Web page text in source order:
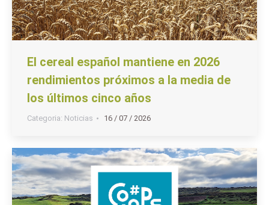
El cereal español mantiene en 2026
rendimientos próximos a la media de
los últimos cinco años
Categoria: Noticias 16 / 07 / 2026